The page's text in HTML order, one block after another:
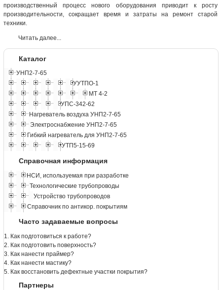
производственный процесс нового оборудования приводит к росту
производительности, сокращает время и затраты на ремонт старой
техники.
Читать далее...
Каталог
УНП2-7-65
УУТПО-1
МТ 4-2
УПС-342-62
Нагреватель воздуха УНП2-7-65
Электроснабжение УНП2-7-65
Гибкий нагреватель для УНП2-7-65
УТП5-15-69
Справочная информация
НСИ, используемая при разработке
Технологические трубопроводы
Устройство трубопроводов
Справочник по антикор. покрытиям
Часто задаваемые вопросы
1. Как подготовиться к работе?
2. Как подготовить поверхность?
3. Как нанести праймер?
4. Как нанести мастику?
5. Как восстановить дефектные участки покрытия?
Партнеры